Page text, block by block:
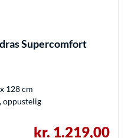
Supercomfort
128 cm
oppustelig
kr. 1.219,00